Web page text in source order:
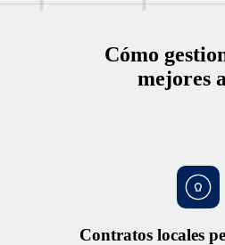
Cómo
mejores
Contratos locales